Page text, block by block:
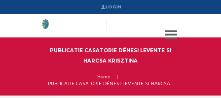
LOGIN
PUBLICATIE CASATORIE DÉNESI LEVENTE SI
HARCSA KRISZTINA
Home
PUBLICATIE CASATORIE DÉNESI LEVENTE SI HARCSA...